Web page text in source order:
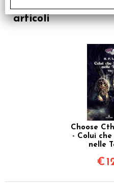
articoli
Choose
- Colui che
nelle
€